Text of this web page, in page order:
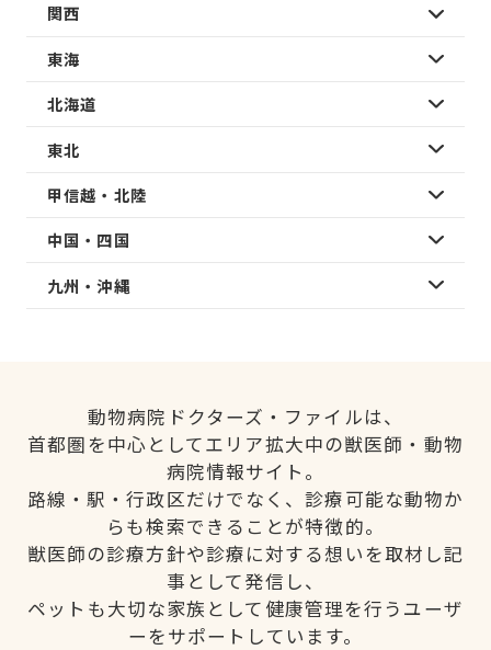
関西
東海
北海道
東北
甲信越・北陸
中国・四国
九州・沖縄
動物病院ドクターズ・ファイルは、
首都圏を中心としてエリア拡大中の獣医師・動物
病院情報サイト。
路線・駅・行政区だけでなく、診療可能な動物か
らも検索できることが特徴的。
獣医師の診療方針や診療に対する想いを取材し記
事として発信し、
ペットも大切な家族として健康管理を行うユーザ
ーをサポートしています。